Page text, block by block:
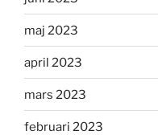
maj 2023
april 2023
mars 2023
februari 2023